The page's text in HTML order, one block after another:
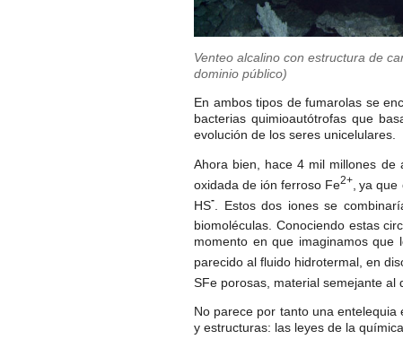
Venteo alcalino con estructura de
dominio público)
En ambos tipos de fumarolas se
bacterias quimioautótrofas que
evolución de los seres unicelulares.
Ahora bien, hace 4 mil millones
oxidada de ión ferroso Fe2+ ya que
HS- . Estos dos iones se
biomoléculas. Conociendo estas
momento en que imaginamos
parecido al fluido hidrotermal, en
SFe porosas, material semejante al
No parece por tanto una
y estructuras: las leyes de la